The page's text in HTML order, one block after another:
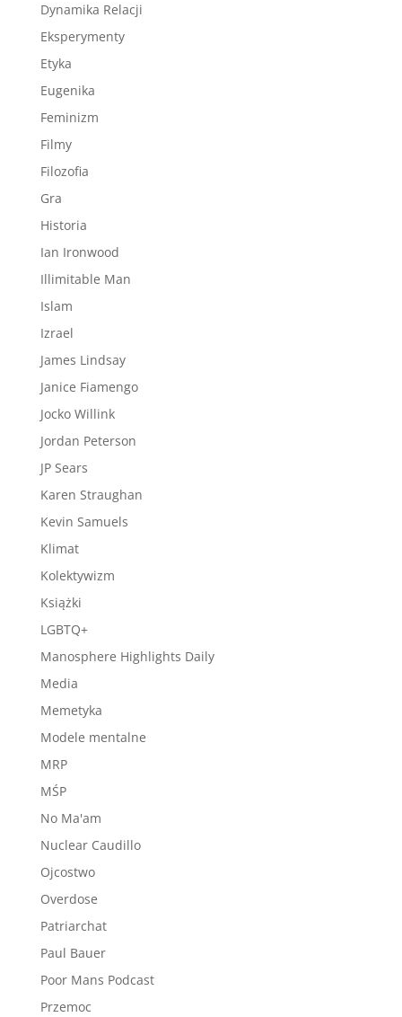
Dynamika Relacji
Eksperymenty
Etyka
Eugenika
Feminizm
Filmy
Filozofia
Gra
Historia
Ian Ironwood
Illimitable Man
Islam
Izrael
James Lindsay
Janice Fiamengo
Jocko Willink
Jordan Peterson
JP Sears
Karen Straughan
Kevin Samuels
Klimat
Kolektywizm
Książki
LGBTQ+
Manosphere Highlights Daily
Media
Memetyka
Modele mentalne
MRP
MŚP
No Ma'am
Nuclear Caudillo
Ojcostwo
Overdose
Patriarchat
Paul Bauer
Poor Mans Podcast
Przemoc